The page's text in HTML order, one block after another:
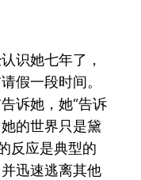
识她七年了，
假一段时间。
诉她，她“告诉
的世界只是黛
反应是典型的
迅速逃离其他